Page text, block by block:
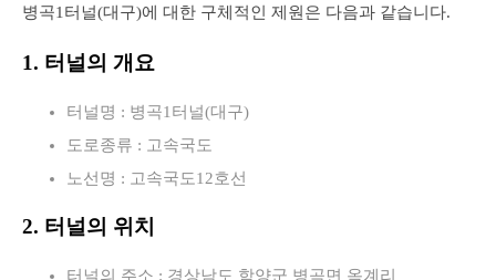
병곡1터널(대구)에 대한 구체적인 제원은 다음과 같습니다.
1. 터널의 개요
터널명 : 병곡1터널(대구)
도로종류 : 고속국도
노선명 : 고속국도12호선
2. 터널의 위치
터널의 주소 : 경상남도 함양군 병곡면 옥계리